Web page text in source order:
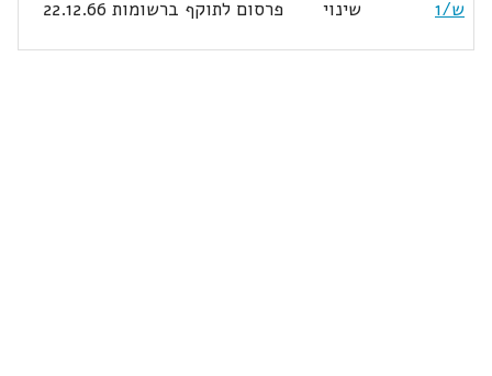
ש/1
שינוי פרסום לתוקף ברשומות 22.12.66